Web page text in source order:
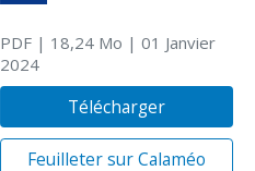
PDF| 18,24 Mo | 01 Janvier
2024
Télécharger
Feuilleter sur Calaméo